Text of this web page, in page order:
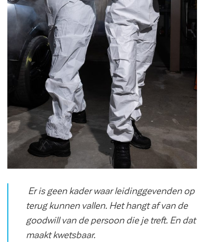
Er is geen kader waar leidinggevenden op
terug kunnen vallen. Het hangt af van de
goodwill van de persoon die je treft. En dat
maakt kwetsbaar.